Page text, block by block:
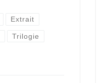
Extrait
Trilogie